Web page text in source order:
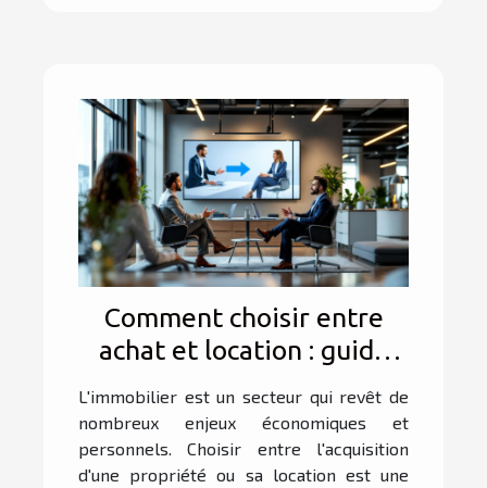
Comment choisir entre
achat et location : guide
L'immobilier est un secteur qui revêt de
nombreux enjeux économiques et
personnels. Choisir entre l'acquisition
d'une propriété ou sa location est une